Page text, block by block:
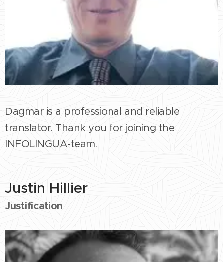
Dagmar is a professional and reliable
translator. Thank you for joining the
INFOLINGUA-team.
Justin Hillier
Justification